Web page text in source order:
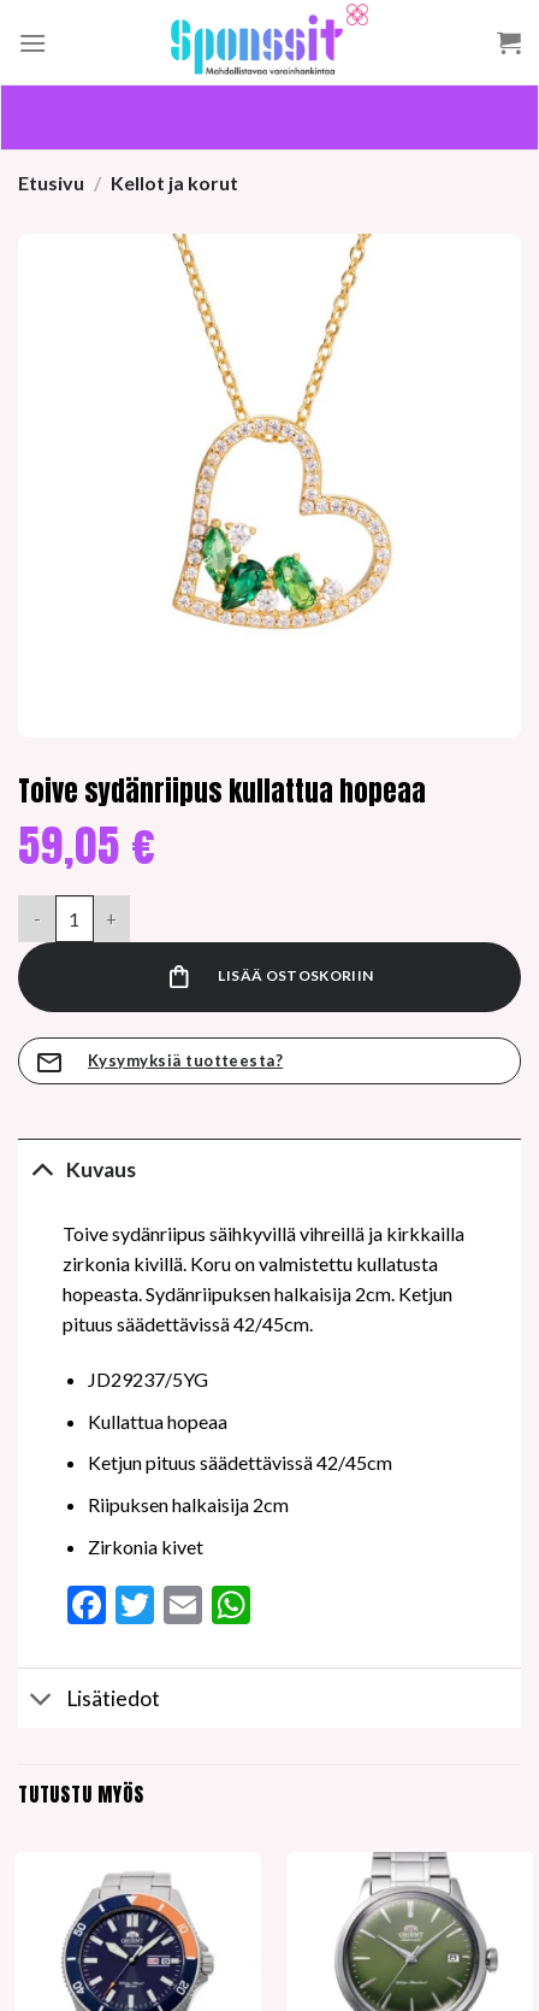
Etusivu / Kellot ja korut
Toive sydänriipus kullattua hopeaa
59,05 €
LISÄÄ OSTOSKORIIN
Kysymyksiä tuotteesta?
Kuvaus
Toive sydänriipus säihkyvillä vihreillä ja kirkkailla
zirkonia kivillä. Koru on valmistettu kullatusta
hopeasta. Sydänriipuksen halkaisija 2cm. Ketjun
pituus säädettävissä 42/45cm.
JD29237/5YG
Kullattua hopeaa
Ketjun pituus säädettävissä 42/45cm
Riipuksen halkaisija 2cm
Zirkonia kivet
Facebook
Twitter
EmailWhatsApp
Lisätiedot
TUTUSTU MYÖS